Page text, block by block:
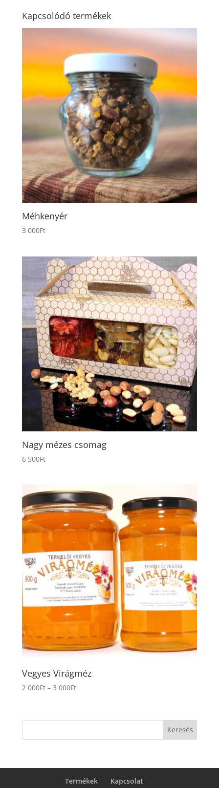
Kapcsolódó termékek
Méhkenyér
3 000Ft
Nagy mézes csomag
6 500Ft
Vegyes Virágméz
2 000Ft – 3 000FtÁrtartomány:
-
Keresés
Termékek Kapcsolat